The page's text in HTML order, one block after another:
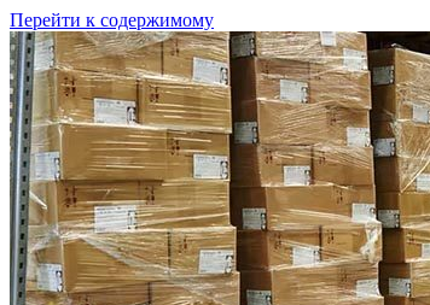
Перейти к содержимому